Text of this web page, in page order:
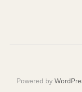
Powered by